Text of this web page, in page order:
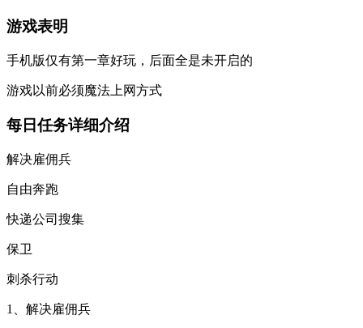
游戏表明
手机版仅有第一章好玩，后面全是未开启的
游戏以前必须魔法上网方式
每日任务详细介绍
解决雇佣兵
自由奔跑
快递公司搜集
保卫
刺杀行动
1、解决雇佣兵